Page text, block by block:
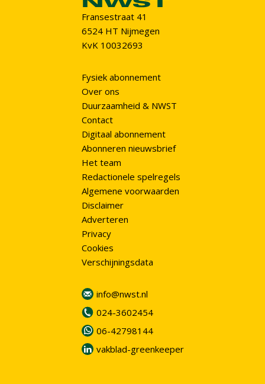
Fransestraat 41
6524 HT Nijmegen
KvK 10032693
Fysiek abonnement
Over ons
Duurzaamheid & NWST
Contact
Digitaal abonnement
Abonneren nieuwsbrief
Het team
Redactionele spelregels
Algemene voorwaarden
Disclaimer
Adverteren
Privacy
Cookies
Verschijningsdata
info@nwst.nl
024-3602454
06-42798144
vakblad-greenkeeper